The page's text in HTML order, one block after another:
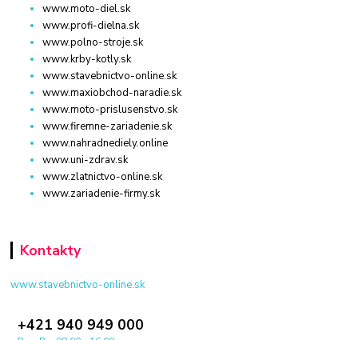
www.moto-diel.sk
www.profi-dielna.sk
www.polno-stroje.sk
www.krby-kotly.sk
www.stavebnictvo-online.sk
www.maxiobchod-naradie.sk
www.moto-prislusenstvo.sk
www.firemne-zariadenie.sk
www.nahradnediely.online
www.uni-zdrav.sk
www.zlatnictvo-online.sk
www.zariadenie-firmy.sk
Kontakty
www.stavebnictvo-online.sk
+421 940 949 000